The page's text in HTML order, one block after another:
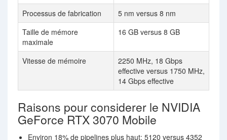
Processus de fabrication
5 nm versus 8 nm
Taille de mémore
maximale
16 GB versus 8 GB
Vitesse de mémoire
2250 MHz, 18 Gbps
effective versus 1750 MHz,
14 Gbps effective
Raisons pour considerer le NVIDIA
GeForce RTX 3070 Mobile
Environ 18% de pipelines plus haut: 5120 versus 4352